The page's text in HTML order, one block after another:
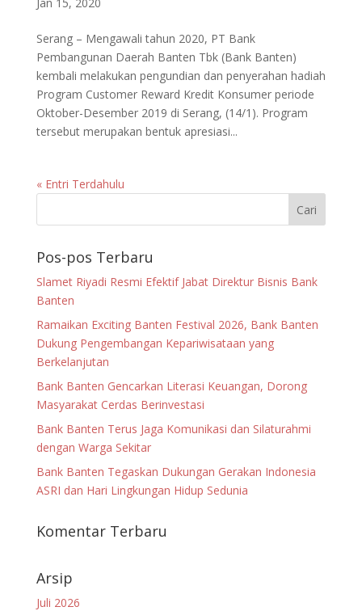
Serang – Mengawali tahun 2020, PT Bank
Pembangunan Daerah Banten Tbk (Bank Banten)
kembali melakukan pengundian dan penyerahan hadiah
Program Customer Reward Kredit Konsumer periode
Oktober-Desember 2019 di Serang, (14/1). Program
tersebut merupakan bentuk apresiasi...
« Entri Terdahulu
Pos-pos Terbaru
Slamet Riyadi Resmi Efektif Jabat Direktur Bisnis Bank
Banten
Ramaikan Exciting Banten Festival 2026, Bank Banten
Dukung Pengembangan Kepariwisataan yang
Berkelanjutan
Bank Banten Gencarkan Literasi Keuangan, Dorong
Masyarakat Cerdas Berinvestasi
Bank Banten Terus Jaga Komunikasi dan Silaturahmi
dengan Warga Sekitar
Bank Banten Tegaskan Dukungan Gerakan Indonesia
ASRI dan Hari Lingkungan Hidup Sedunia
Komentar Terbaru
Arsip
Juli 2026